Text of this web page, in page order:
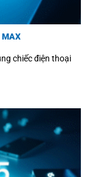
MAX
chiếc điện thoại